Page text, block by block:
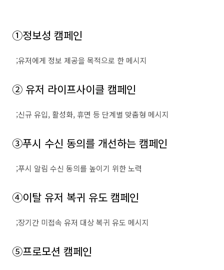
①정보성 캠페인
;유저에게 정보 제공을 목적으로 한 메시지
② 유저 라이프사이클 캠페인
;신규 유입, 활성화,휴면 등 단계별 맞춤형 메시지
③푸시 수신 동의를 개선하는 캠페인
;푸시 알림 수신 동의를 높이기 위한 노력
④이탈 유저 복귀 유도 캠페인
;장기간 미접속 유저 대상 복귀 유도 메시지
⑤프로모션 캠페인